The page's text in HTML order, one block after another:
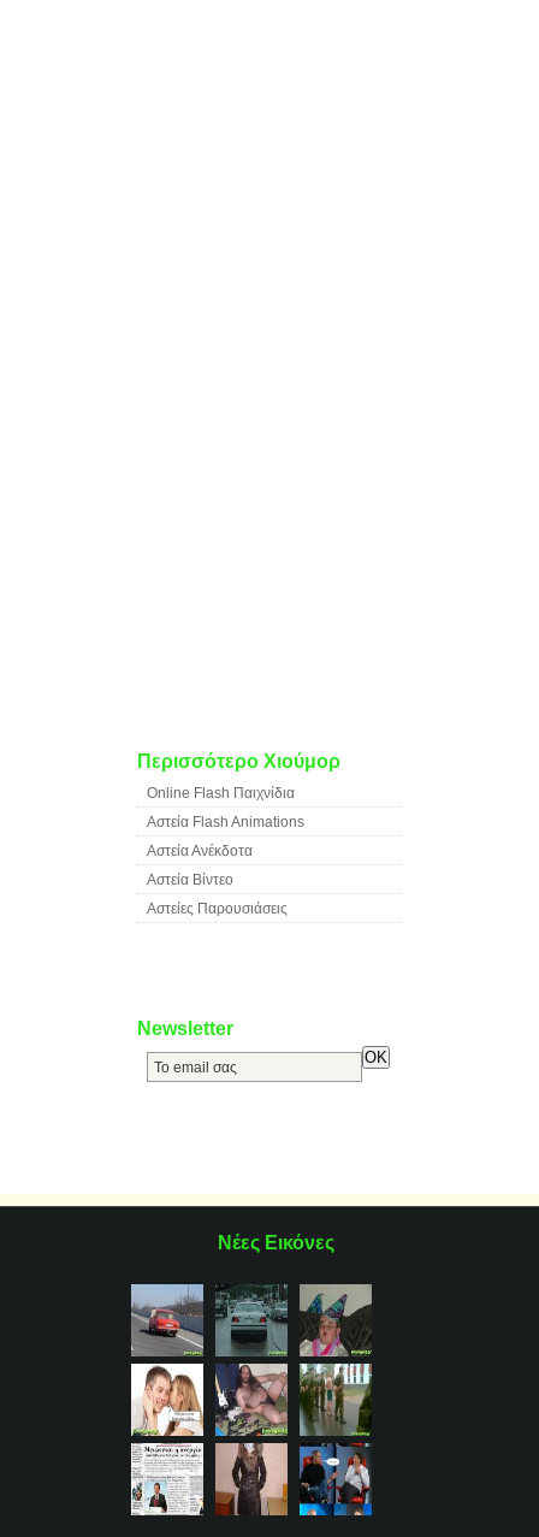
Περισσότερο Χιούμορ
Online Flash Παιχνίδια
Αστεία Flash Animations
Αστεία Ανέκδοτα
Αστεία Βίντεο
Αστείες Παρουσιάσεις
Newsletter
Νέες Εικόνες